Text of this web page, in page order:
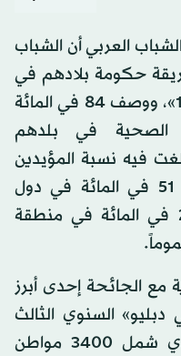
العربي أن الشباب
حكومة بلادهم في
التعامل مع جائحة «كوفيد - 19»، ووصف 84 في المائة
الصحية في بلدهم
فيه نسبة المؤيدين
لتعامل الحكومة مع الجائحة 51 في المائة في دول
مجلس التعاون الخليجي، و25 في المائة في منطقة
مع الجائحة إحدى أبرز
السنوي الثالث
عشر لرأي الشباب العربي، الذي شمل 3400 مواطن